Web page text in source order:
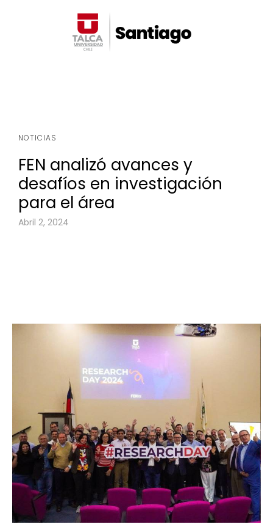
NOTICIAS
FEN analizó avances y
desafíos en investigación
para el área
Abril 2, 2024